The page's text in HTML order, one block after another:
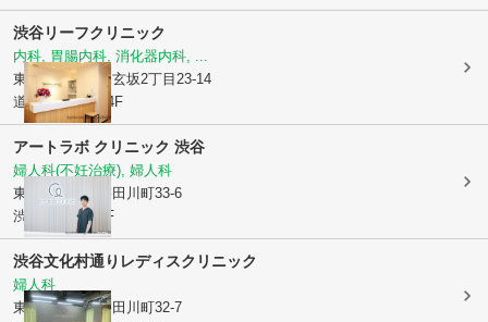
渋谷リーフクリニック
内科, 胃腸内科, 消化器内科, ...
東京都渋谷区 道玄坂2丁目23-14
道玄坂225ビル4F
アートラボ クリニック 渋谷
婦人科(不妊治療), 婦人科
東京都渋谷区
宇田川町33-6
渋谷フラッグ8F
渋谷文化村通りレディスクリニック
婦人科
東京都渋谷区宇田川町32-7